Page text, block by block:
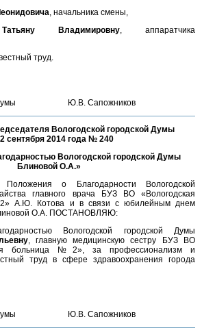
, начальника смены,
Владимировну, аппаратчика
труд.
Ю.В. Сапожников
Вологодской городской Думы
сентября 2014 года № 240
Вологодской городской Думы
Блиновой О.А.»
о Благодарности Вологодской
главного врача БУЗ ВО «Вологодская
А.Ю. Котова и в связи с юбилейным днем
О.А. ПОСТАНОВЛЯЮ:
Вологодской городской Думы
, главную медицинскую сестру БУЗ ВО
больница №2», за профессионализм и
труд в сфере здравоохранения города
Ю.В. Сапожников